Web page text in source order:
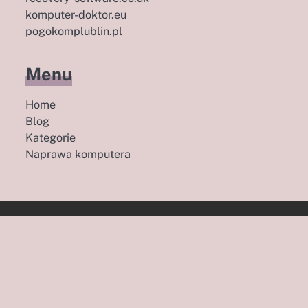
komputer-doktor.eu
pogokomplublin.pl
Menu
Home
Blog
Kategorie
Naprawa komputera